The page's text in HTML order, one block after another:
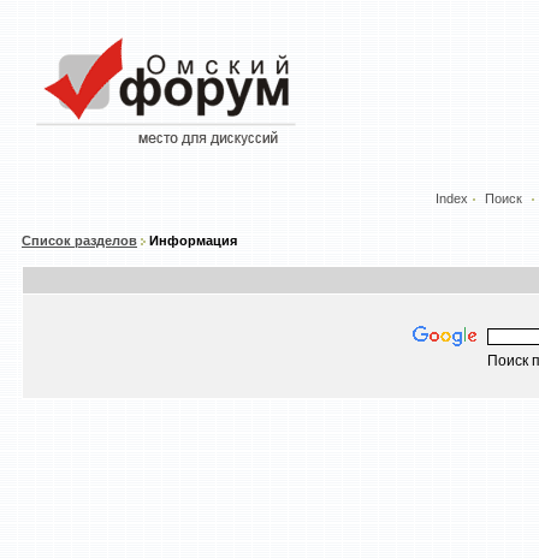
Index Поиск
Список разделов Информация
Поиск